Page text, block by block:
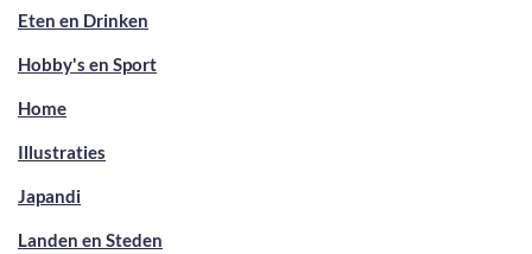
Eten en Drinken
Hobby's en Sport
Home
Illustraties
Japandi
Landen en Steden